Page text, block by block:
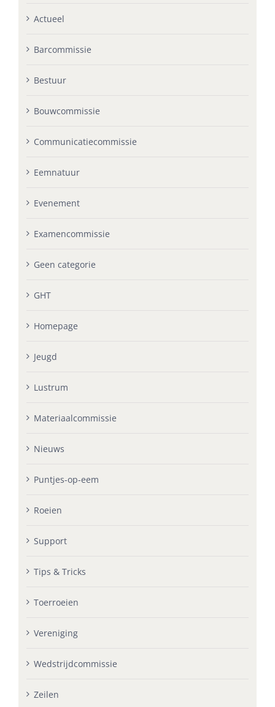
Actueel
Barcommissie
Bestuur
Bouwcommissie
Communicatiecommissie
Eemnatuur
Evenement
Examencommissie
Geen categorie
GHT
Homepage
Jeugd
Lustrum
Materiaalcommissie
Nieuws
Puntjes-op-eem
Roeien
Support
Tips & Tricks
Toerroeien
Vereniging
Wedstrijdcommissie
Zeilen